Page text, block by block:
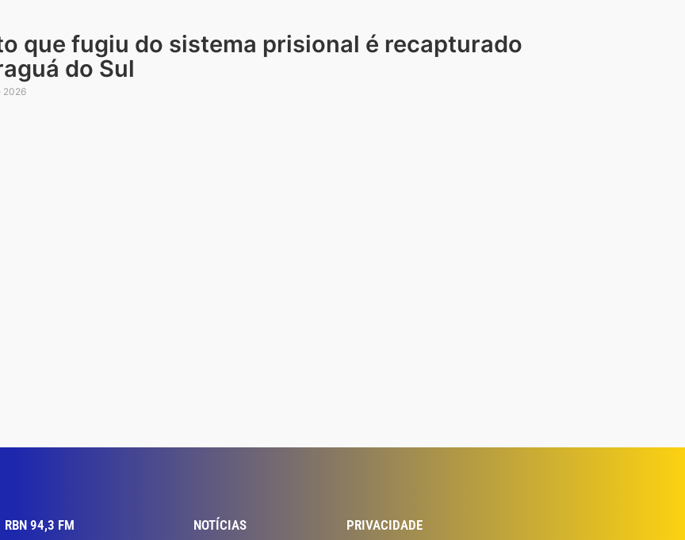
que fugiu do sistema prisional é recapturado
do Sul
2026
RBN 94,3 FM NOTÍCIAS PRIVACIDADE